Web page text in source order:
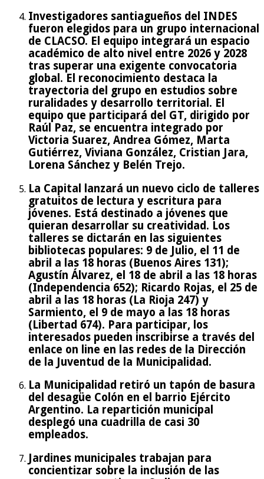
Investigadores santiagueños del INDES
fueron elegidos para un grupo internacional
de CLACSO. El equipo integrará un espacio
académico de alto nivel entre 2026 y 2028
tras superar una exigente convocatoria
global. El reconocimiento destaca la
trayectoria del grupo en estudios sobre
ruralidades y desarrollo territorial. El
equipo que participará del GT, dirigido por
Raúl Paz, se encuentra integrado por
Victoria Suarez, Andrea Gómez, Marta
Gutiérrez, Viviana González, Cristian Jara,
Lorena Sánchez y Belén Trejo.
La Capital lanzará un nuevo ciclo de talleres
gratuitos de lectura y escritura para
jóvenes. Está destinado a jóvenes que
quieran desarrollar su creatividad. Los
talleres se dictarán en las siguientes
bibliotecas populares: 9 de Julio, el 11 de
abril a las 18 horas (Buenos Aires 131);
Agustín Álvarez, el 18 de abril a las 18 horas
(Independencia 652); Ricardo Rojas, el 25 de
abril a las 18 horas (La Rioja 247) y
Sarmiento, el 9 de mayo a las 18 horas
(Libertad 674). Para participar, los
interesados pueden inscribirse a través del
enlace on line en las redes de la Dirección
de la Juventud de la Municipalidad.
La Municipalidad retiró un tapón de basura
del desagüe Colón en el barrio Ejército
Argentino. La repartición municipal
desplegó una cuadrilla de casi 30
empleados.
Jardines municipales trabajan para
concientizar sobre la inclusión de las